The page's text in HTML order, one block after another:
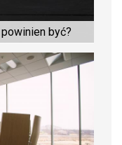
być?